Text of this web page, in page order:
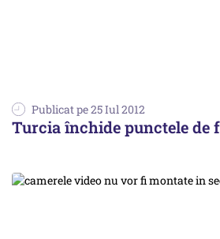
Publicat pe 25 Iul 2012
Turcia închide punctele de